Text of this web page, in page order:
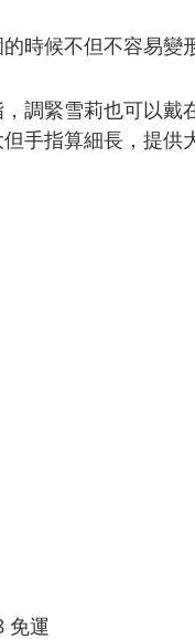
時候不但不容易變
調緊雪莉也可以戴
手指算細長，提供
免運